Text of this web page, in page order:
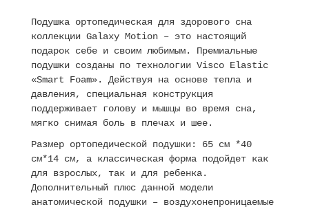
Подушка ортопедическая для здорового сна
коллекции Galaxy Motion – это настоящий
подарок себе и своим любимым. Премиальные
подушки созданы по технологии Visco Elastic
«Smart Foam». Действуя на основе тепла и
давления, специальная конструкция
поддерживает голову и мышцы во время сна,
мягко снимая боль в плечах и шее.
Размер ортопедической подушки: 65 см *40
см*14 см, а классическая форма подойдет как
для взрослых, так и для ребенка.
Дополнительный плюс данной модели
анатомической подушки – воздухонепроницаемые